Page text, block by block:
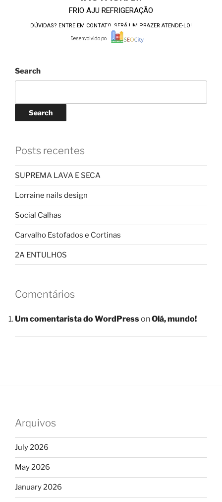
FRIO AJU REFRIGERAÇÃO
DÚVIDAS? ENTRE EM CONTATO, SERÁ UM PRAZER ATENDE-LO!
Desenvolvido por:
Search
Search
Posts recentes
SUPREMA LAVA E SECA
Lorraine nails design
Social Calhas
Carvalho Estofados e Cortinas
2A ENTULHOS
Comentários
Um comentarista do WordPressonOlá, mundo!
Arquivos
July 2026
May 2026
January 2026